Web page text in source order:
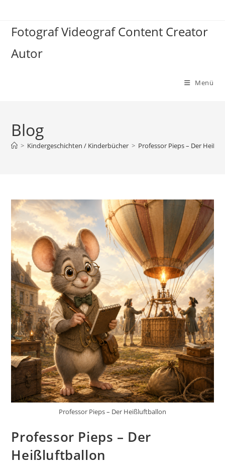
springen
Fotograf Videograf Content Creator
Autor
Menü
Blog
> Kindergeschichten / Kinderbücher > Professor Pieps – Der
Professor Pieps – Der Heißluftballon
Professor Pieps – Der
Heißluftballon